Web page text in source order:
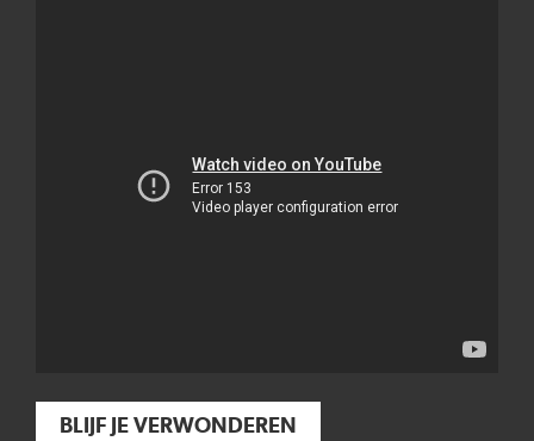
BLIJF JE VERWONDEREN